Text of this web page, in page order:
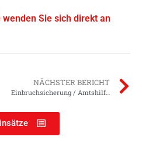
Sie sich direkt an
NÄCHSTER BERICHT
Einbruchsicherung / Amtshilfe Polizei